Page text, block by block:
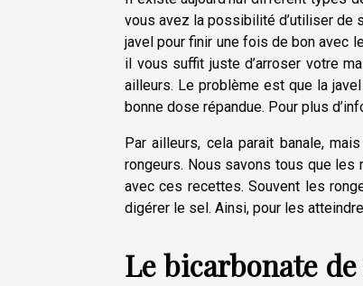
vous avez la possibilité d’utiliser de
javel pour finir une fois de bon avec
il vous suffit juste d’arroser votre
ailleurs. Le problème est que la
bonne dose répandue. Pour plus
Par ailleurs, cela parait banale,
rongeurs. Nous savons tous que
avec ces recettes. Souvent les
digérer le sel. Ainsi, pour les
Le bicarbonate